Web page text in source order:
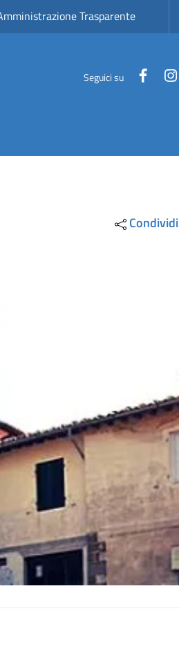
Trasparente
Seguici su
Condividi